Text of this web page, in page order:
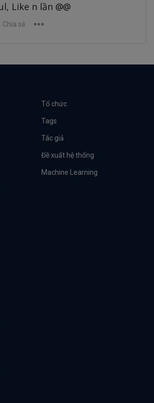
Like n lần @@
Chia sẻ
Tổ chức
Tags
Tác giả
Đề xuất hệ thống
Machine Learning